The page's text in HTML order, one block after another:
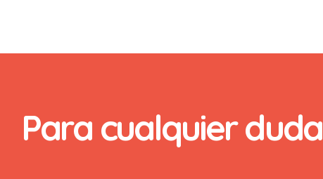
Para cualquier duda